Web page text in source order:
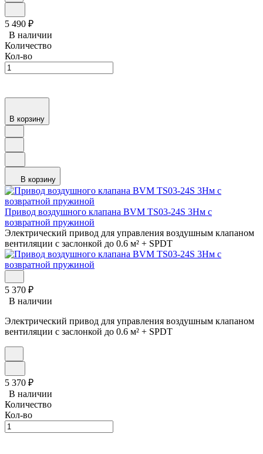
5 490 ₽
В наличии
Количество
Кол-во
В корзину
В корзину
Привод воздушного клапана BVM TS03-24S 3Нм с
возвратной пружиной
Электрический привод для управления воздушным клапаном
вентиляции с заслонкой до 0.6 м² + SPDT
5 370 ₽
В наличии
Электрический привод для управления воздушным клапаном
вентиляции с заслонкой до 0.6 м² + SPDT
5 370 ₽
В наличии
Количество
Кол-во